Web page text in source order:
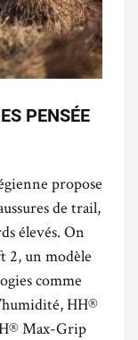
PENSÉE
propose
de trail,
élevés. On
2, un modèle
comme
HH®
Max-Grip